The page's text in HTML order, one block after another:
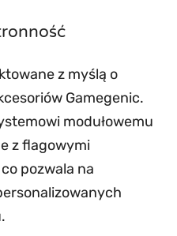
z myślą o
Gamegenic.
modułowemu
z flagowymi
pozwala na